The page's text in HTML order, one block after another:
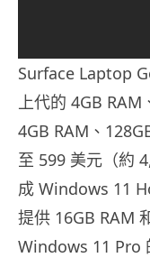
Surface Laptop
上代的 4GB
4GB RAM、
至 599 美元（約
成 Windows 11
提供 16GB RAM
Windows 11 Pro